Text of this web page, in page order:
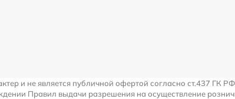
и не является публичной офертой согласно ст.437 ГК
Правил выдачи разрешения на осуществление